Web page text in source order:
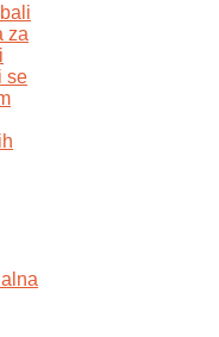
za
se